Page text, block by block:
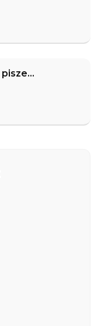
pisze...